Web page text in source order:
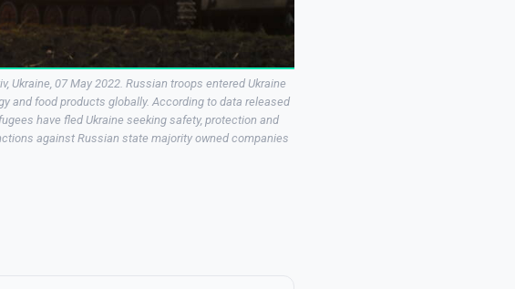
07 May 2022. Russian troops entered Ukraine
and food products globally. According to data released
have fled Ukraine seeking safety, protection and
against Russian state majority owned companies